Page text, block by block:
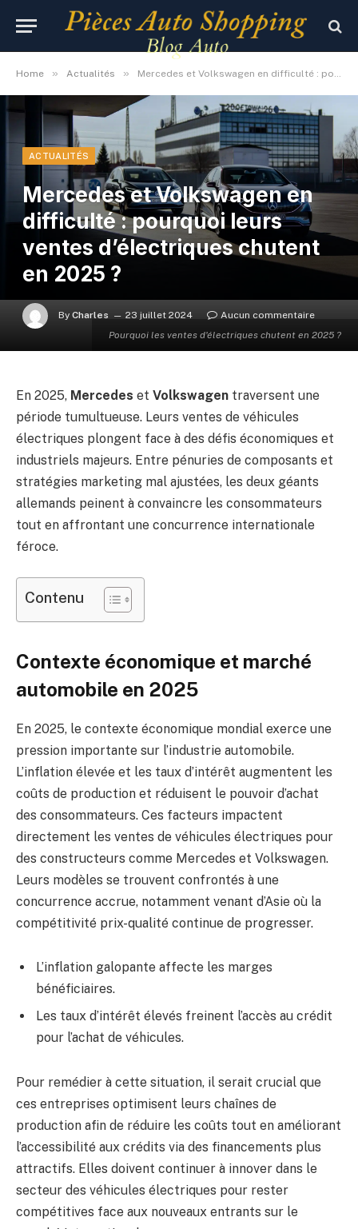
Home » Actualités » Mercedes et Volkswagen en difficulté : pourquoi leurs ventes d’électriques chutent en 2025 ?
Pourquoi les ventes d'électriques chutent en 2025 ?
ACTUALITÉS
Mercedes et Volkswagen en
difficulté : pourquoi leurs
ventes d’électriques chutent
en 2025 ?
By Charles 23 juillet 2024 Aucun commentaire
En 2025, Mercedes et Volkswagen traversent une
période tumultueuse. Leurs ventes de véhicules
électriques plongent face à des défis économiques et
industriels majeurs. Entre pénuries de composants et
stratégies marketing mal ajustées, les deux géants
allemands peinent à convaincre les consommateurs
tout en affrontant une concurrence internationale
féroce.
Contenu
Contexte économique et marché
automobile en 2025
En 2025, le contexte économique mondial exerce une
pression importante sur l’industrie automobile.
L’inflation élevée et les taux d’intérêt augmentent les
coûts de production et réduisent le pouvoir d’achat
des consommateurs. Ces facteurs impactent
directement les ventes de véhicules électriques pour
des constructeurs comme Mercedes et Volkswagen.
Leurs modèles se trouvent confrontés à une
concurrence accrue, notamment venant d’Asie où la
compétitivité prix-qualité continue de progresser.
L’inflation galopante affecte les marges
bénéficiaires.
Les taux d’intérêt élevés freinent l’accès au crédit
pour l’achat de véhicules.
Pour remédier à cette situation, il serait crucial que
ces entreprises optimisent leurs chaînes de
production afin de réduire les coûts tout en améliorant
l’accessibilité aux crédits via des financements plus
attractifs. Elles doivent continuer à innover dans le
secteur des véhicules électriques pour rester
compétitives face aux nouveaux entrants sur le